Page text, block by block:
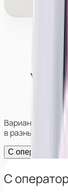
Варианты
в разных
С оператором
С